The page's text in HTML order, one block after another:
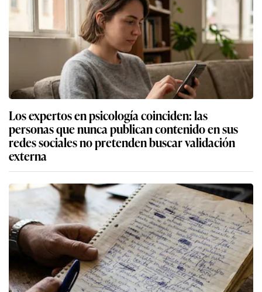
Los expertos en psicología coinciden: las
personas que nunca publican contenido en sus
redes sociales no pretenden buscar validación
externa